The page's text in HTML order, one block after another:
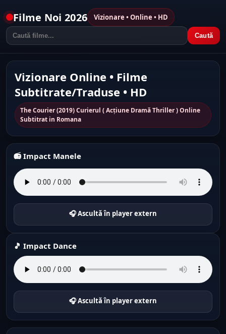
Filme Noi 2026 Vizionare • Online • HD
Caută
Vizionare Online • Filme
Subtitrate/Traduse • HD
The Courier (2019) Curierul ( Acţiune Dramă Thriller ) Online
Subtitrat in Romana
📻 Impact Manele
🎧 Ascultă în player extern
🎵 Impact Dance
🎧 Ascultă în player extern